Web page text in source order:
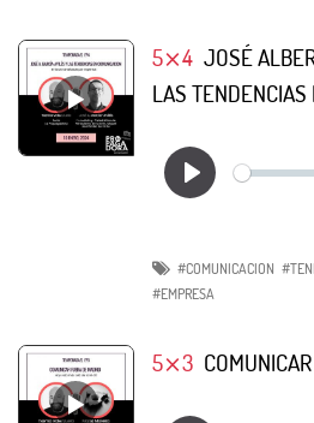
5⨯4 JOSÉ
LAS TENDENCIAS
#COMUNICACION
#EMPRESA
5⨯3